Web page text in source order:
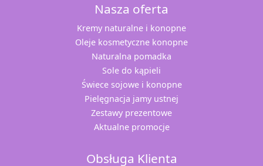
Nasza oferta
Kremy naturalne i konopne
Oleje kosmetyczne konopne
Naturalna pomadka
Sole do kąpieli
Świece sojowe i konopne
Pielęgnacja jamy ustnej
Zestawy prezentowe
Aktualne promocje
Obsługa Klienta